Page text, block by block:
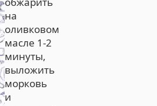
на
оливковом
масле 1-2
минуты,
выложить
морковь
и